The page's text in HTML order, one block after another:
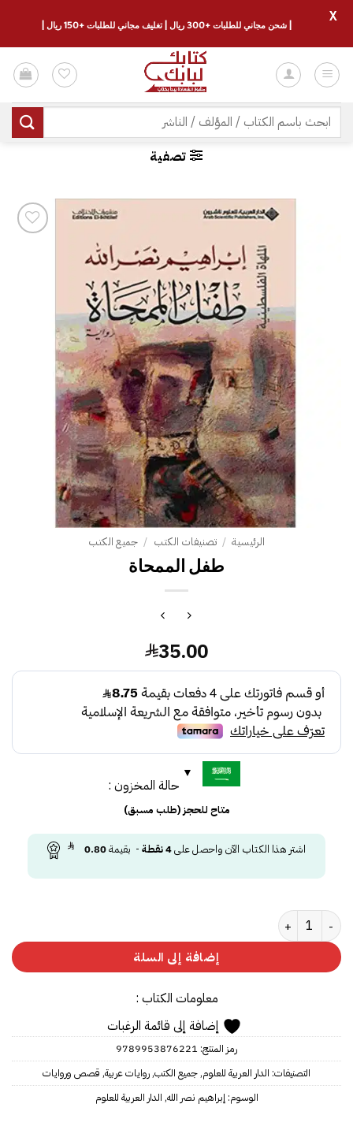
للمحتوى
البحث
عن:
تصفية
الرئيسية / تصنيفات الكتب / جميع الكتب
طفل الممحاة
35.00
حالة المخزون :
متاح للحجز (طلب مسبق)
اشتر هذا الكتاب الآن واحصل على4نقطة- بقيمة0.80
كمية طفل الممحاة
إضافة إلى السلة
معلومات الكتاب :
إضافة إلى قائمة الرغبات
رمز المنتج: 9789953876221
التصنيفات: الدار العربية للعلوم,جميع الكتب,روايات عربية, قصص وروايات
الوسوم:إبراهيم نصر الله, الدار العربية للعلوم
| شحن مجاني للطلبات +300 ريال | تغليف مجاني للطلبات +150 ريال |
X